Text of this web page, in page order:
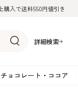
購入で送料550円値引き
詳細検索
チョコレート・ココア